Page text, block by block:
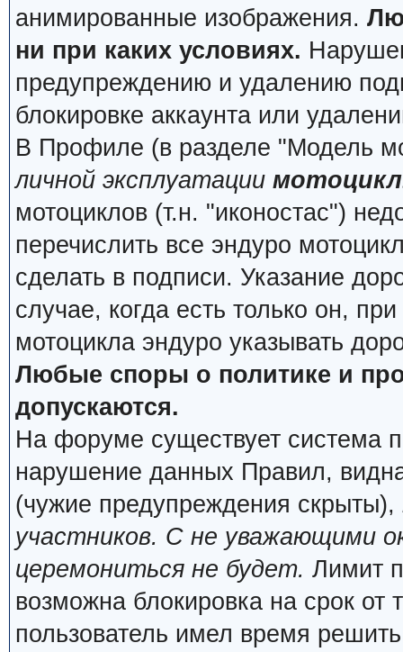
анимированные изображения.
ни при каких условиях.
предупреждению и удалению
блокировке аккаунта или
В Профиле (в разделе "Модель
личной эксплуатации
мотоциклов (т.н. "иконостас")
перечислить все эндуро
сделать в подписи. Указание
случае, когда есть только он,
мотоцикла эндуро указывать
Любые споры о политике и
допускаются.
На форуме существует система
нарушение данных Правил,
(чужие предупреждения скрыты),
участников. С не уважающими
церемониться не будет. Лимит
возможна блокировка на срок от
пользователь имел время